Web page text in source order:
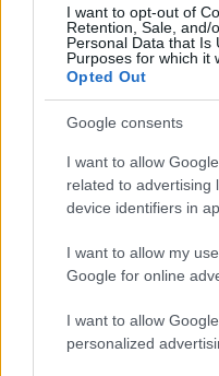
I want to opt-out of
Retention, Sale, and/
Personal Data that Is
Purposes for which it
Opted Out
Google consents
I want to allow
related to advertising
device identifiers in
I want to allow my
Google for online
I want to allow
personalized
Paks